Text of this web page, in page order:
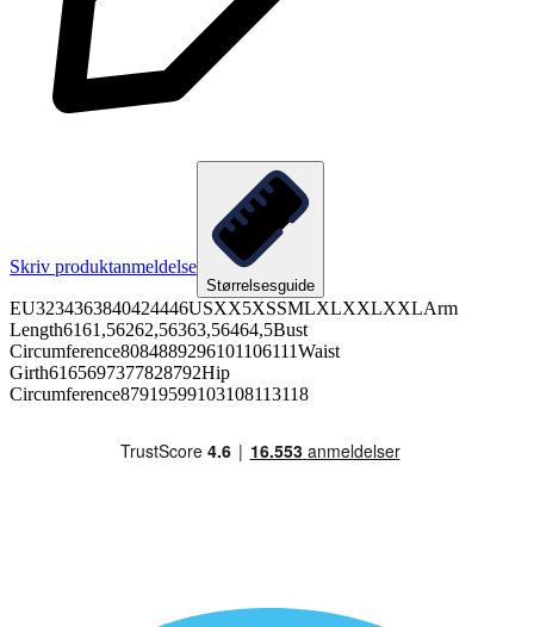
Skriv produktanmeldelse
Størrelsesguide
EU3234363840424446USXX5XSSMLXLXXLXXLArm
Length6161,56262,56363,56464,5Bust
Circumference8084889296101106111Waist
Girth6165697377828792Hip
Circumference87919599103108113118